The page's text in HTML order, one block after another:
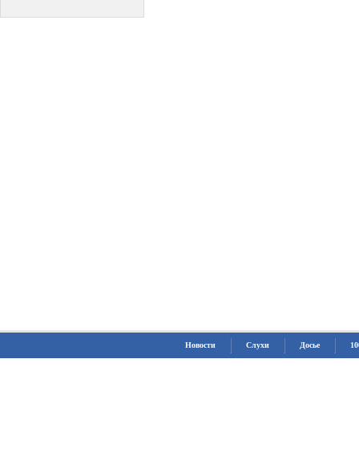
Новости Слухи Досье